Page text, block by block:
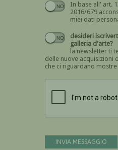
In base all' art.
2016/679 acconsento al
miei dati
desideri iscriverti
galleria d'arte?
la newsletter ti
delle nuove acquisizioni
che ci riguardano
INVIA MESSAGGIO